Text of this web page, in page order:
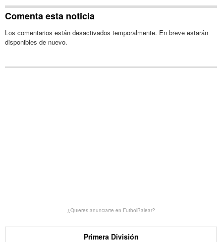
Comenta esta noticia
Los comentarios están desactivados temporalmente. En breve estarán
disponibles de nuevo.
¿Quieres anunciarte en FutbolBalear?
Primera División